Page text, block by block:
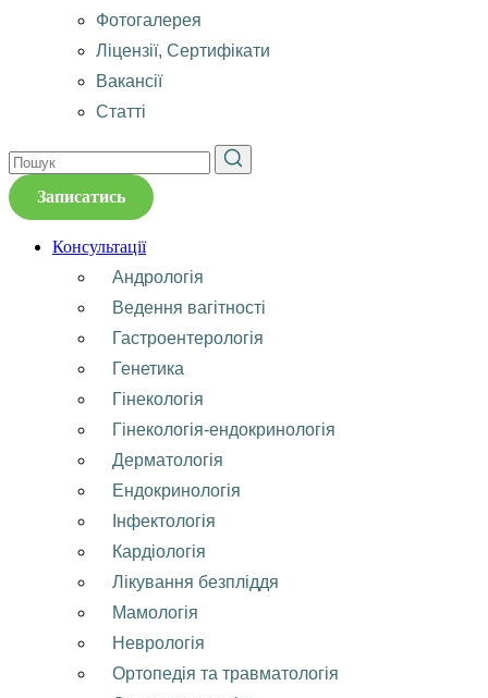
Фотогалерея
Ліцензії, Сертифікати
Вакансії
Статті
Записатись
Консультації
Андрологія
Ведення вагітності
Гастроентерологія
Генетика
Гінекологія
Гінекологія-ендокринологія
Дерматологія
Ендокринологія
Інфектологія
Кардіологія
Лікування безпліддя
Мамологія
Неврологія
Ортопедія та травматологія